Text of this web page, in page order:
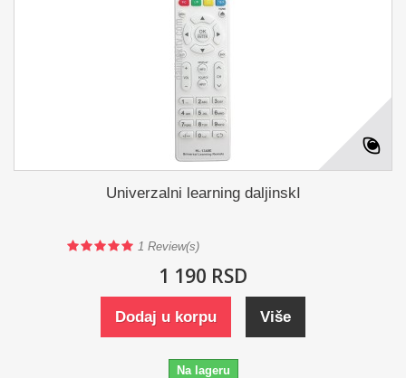
Univerzalni learning daljinskI
1 Review(s)
1 190 RSD
Dodaj u korpu Više
Na lageru